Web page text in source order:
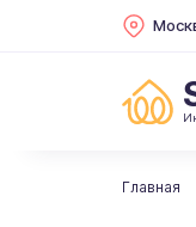
Главная